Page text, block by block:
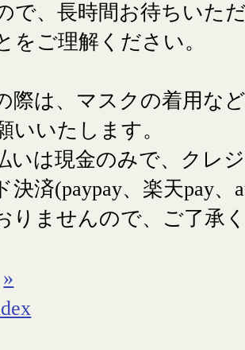
で、長時間お待ちいた
をご理解ください。
際は、マスクの着用な
いいたします。
いは現金のみで、クレ
決済(paypay、楽天pay、
りませんので、ご了承
»